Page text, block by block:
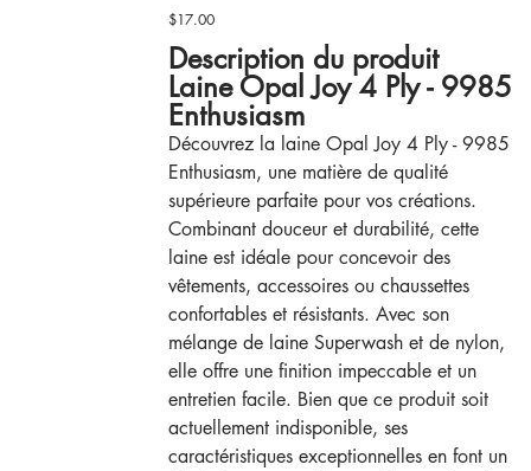
Price
$17.00
Description du produit
Laine Opal Joy 4 Ply - 9985
Enthusiasm
Découvrez la laine Opal Joy 4 Ply - 9985
Enthusiasm, une matière de qualité
supérieure parfaite pour vos créations.
Combinant douceur et durabilité, cette
laine est idéale pour concevoir des
vêtements, accessoires ou chaussettes
confortables et résistants. Avec son
mélange de laine Superwash et de nylon,
elle offre une finition impeccable et un
entretien facile. Bien que ce produit soit
actuellement indisponible, ses
caractéristiques exceptionnelles en font un